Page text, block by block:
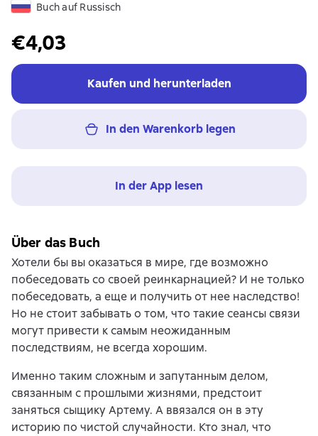
Buch auf Russisch
€4,03
Kaufen und herunterladen
In den Warenkorb legen
In der App lesen
Über das Buch
Хотели бы вы оказаться в мире, где возможно
побеседовать со своей реинкарнацией? И не только
побеседовать, а еще и получить от нее наследство!
Но не стоит забывать о том, что такие сеансы связи
могут привести к самым неожиданным
последствиям, не всегда хорошим.
Именно таким сложным и запутанным делом,
связанным с прошлыми жизнями, предстоит
заняться сыщику Артему. А ввязался он в эту
историю по чистой случайности. Кто знал, что